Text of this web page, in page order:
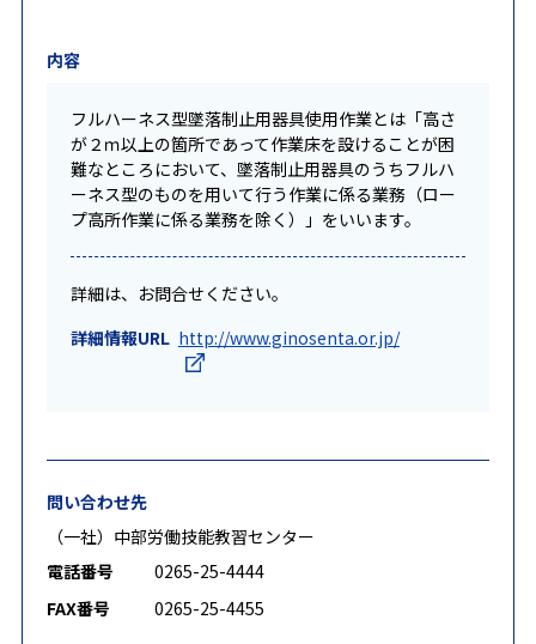
内容
フルハーネス型墜落制止用器具使用作業とは「高さ
が２ｍ以上の箇所であって作業床を設けることが困
難なところにおいて、墜落制止用器具のうちフルハ
ーネス型のものを用いて行う作業に係る業務（ロー
プ高所作業に係る業務を除く）」をいいます。
詳細は、お問合せください。
詳細情報URL http://www.ginosenta.or.jp/
問い合わせ先
（一社）中部労働技能教習センター
電話番号
0265-25-4444
FAX番号
0265-25-4455